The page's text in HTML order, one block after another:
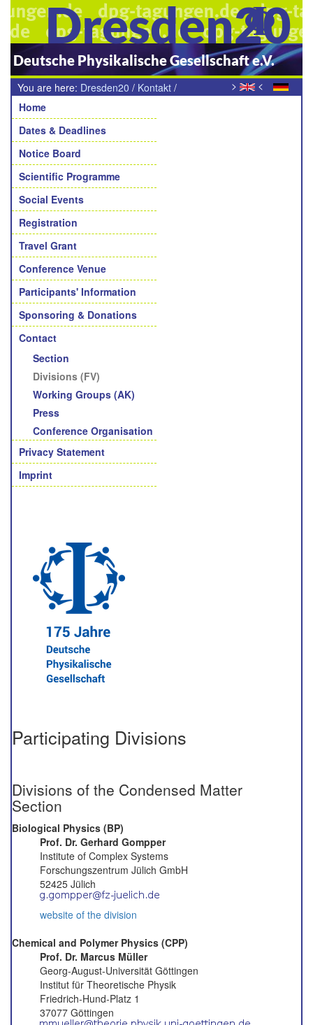
Dresden20
Deutsche Physikalische Gesellschaft e.V.
> <
You are here: Dresden20 / Kontakt /
Teilnehmende Fachverbände
Navigation
Home
Dates & Deadlines
Notice Board
Scientific Programme
Social Events
Registration
Travel Grant
Conference Venue
Participants' Information
Sponsoring & Donations
Contact
Section
Divisions (FV)
Working Groups (AK)
Press
Conference Organisation
Privacy Statement
Imprint
Participating Divisions
Divisions of the Condensed Matter
Section
Biological Physics (BP)
Prof. Dr. Gerhard Gompper
Institute of Complex Systems
Forschungszentrum Jülich GmbH
52425 Jülich
website of the division
Chemical and Polymer Physics (CPP)
Prof. Dr. Marcus Müller
Georg-August-Universität Göttingen
Institut für Theoretische Physik
Friedrich-Hund-Platz 1
37077 Göttingen